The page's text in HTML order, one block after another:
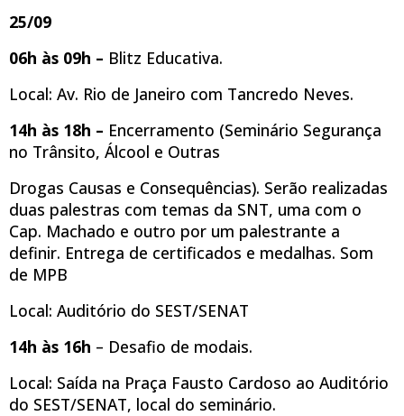
25/09
06h às 09h – Blitz Educativa.
Local: Av. Rio de Janeiro com Tancredo Neves.
14h às 18h – Encerramento (Seminário Segurança
no Trânsito, Álcool e Outras
Drogas Causas e Consequências). Serão realizadas
duas palestras com temas da SNT, uma com o
Cap. Machado e outro por um palestrante a
definir. Entrega de certificados e medalhas. Som
de MPB
Local: Auditório do SEST/SENAT
14h às 16h – Desafio de modais.
Local: Saída na Praça Fausto Cardoso ao Auditório
do SEST/SENAT, local do seminário.